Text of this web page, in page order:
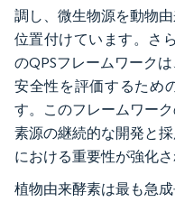
調し、微生物源を動物
位置付けています。さ
のQPSフレームワーク
安全性を評価するため
す。このフレームワー
素源の継続的な開発と
における重要性が強化さ
植物由来酵素は最も急